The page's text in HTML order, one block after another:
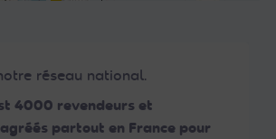
réseau national.
4000 revendeurs et
partout en France pour